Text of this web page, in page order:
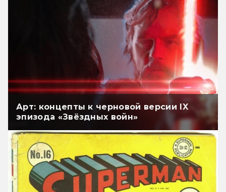
Арт: концепты к черновой версии IX
эпизода «Звёздных войн»